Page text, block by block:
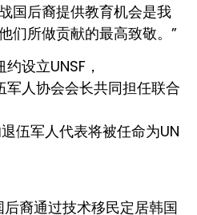
国后裔提供教育机会是我
们所做贡献的最高致敬。”
设立UNSF，
人协会会长共同担任联合
伍军人代表将被任命为UN
裔通过技术移民定居韩国